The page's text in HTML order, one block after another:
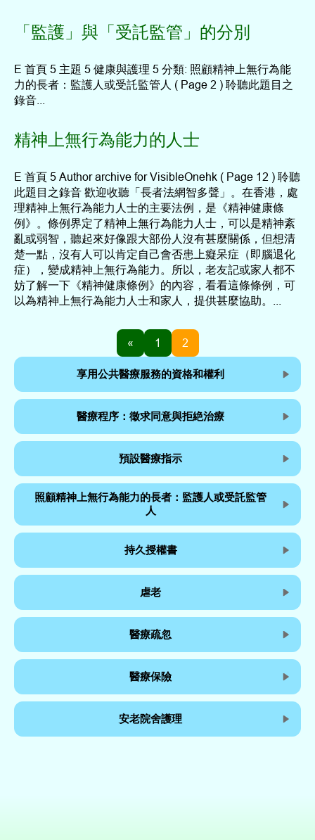
「監護」與「受託監管」的分別
E 首頁 5 主題 5 健康與護理 5 分類: 照顧精神上無行為能
力的長者：監護人或受託監管人 ( Page 2 ) 聆聽此題目之
錄音...
精神上無行為能力的人士
E 首頁 5 Author archive for VisibleOnehk ( Page 12 ) 聆聽
此題目之錄音 歡迎收聽「長者法網智多聲」。在香港，處
理精神上無行為能力人士的主要法例，是《精神健康條
例》。條例界定了精神上無行為能力人士，可以是精神紊
亂或弱智，聽起來好像跟大部份人沒有甚麼關係，但想清
楚一點，沒有人可以肯定自己會否患上癡呆症（即腦退化
症），變成精神上無行為能力。所以，老友記或家人都不
妨了解一下《精神健康條例》的內容，看看這條條例，可
以為精神上無行為能力人士和家人，提供甚麼協助。...
« 1 2
享用公共醫療服務的資格和權利
醫療程序：徵求同意與拒絶治療
預設醫療指示
照顧精神上無行為能力的長者：監護人或受託監管
人
持久授權書
虐老
醫療疏忽
醫療保險
安老院舍護理